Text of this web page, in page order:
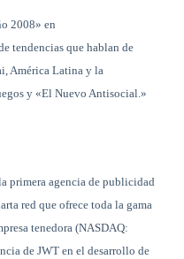
2008» en
tendencias que hablan de
América Latina y la
y «El Nuevo Antisocial.»
primera agencia de publicidad
red que ofrece toda la gama
tenedora (NASDAQ:
de JWT en el desarrollo de